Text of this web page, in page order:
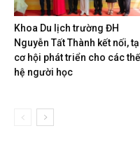
Khoa Du lịch trường ĐH
Nguyễn Tất Thành kết nối,
cơ hội phát triển cho các thế
hệ người học